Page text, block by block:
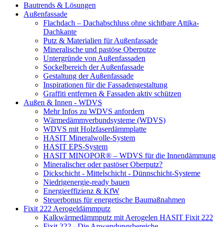
Bautrends & Lösungen
Außenfassade
Flachdach – Dachabschluss ohne sichtbare Attika-
Dachkante
Putz & Materialien für Außenfassade
Mineralische und pastöse Oberputze
Untergründe von Außenfassaden
Sockelbereich der Außenfassade
Gestaltung der Außenfassade
Inspirationen für die Fassadengestaltung
Graffiti entfernen & Fassaden aktiv schützen
Außen & Innen - WDVS
Mehr Infos zu WDVS anfordern
Wärmedämmverbundsysteme (WDVS)
WDVS mit Holzfaserdämmplatte
HASIT Mineralwolle-System
HASIT EPS-System
HASIT MINOPOR® – WDVS für die Innendämmung
Mineralischer oder pastöser Oberputz?
Dickschicht - Mittelschicht - Dünnschicht-Systeme
Niedrigenergie-ready bauen
Energieeffizienz & KfW
Steuerbonus für energetische Baumaßnahmen
Fixit 222 Aerogeldämmputz
Kalkwärmedämmputz mit Aerogelen HASIT Fixit 222